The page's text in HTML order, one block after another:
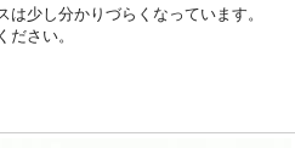
少し分かりづらくなっています。
ださい。